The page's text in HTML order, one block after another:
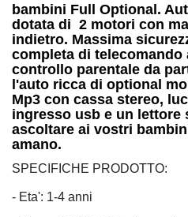
bambini Full Optional.
dotata di 2 motori con
indietro. Massima
completa di telecomando
controllo parentale da
l'auto ricca di optional
Mp3 con cassa stereo,
ingresso usb e un lettore
ascoltare ai vostri
amano.
SPECIFICHE PRODOTTO:
- Eta': 1-4 anni